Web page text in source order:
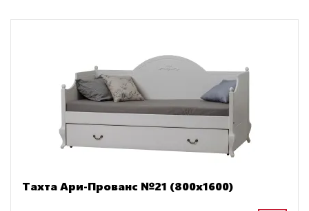
Тахта Ари-Прованс №21 (800х1600)